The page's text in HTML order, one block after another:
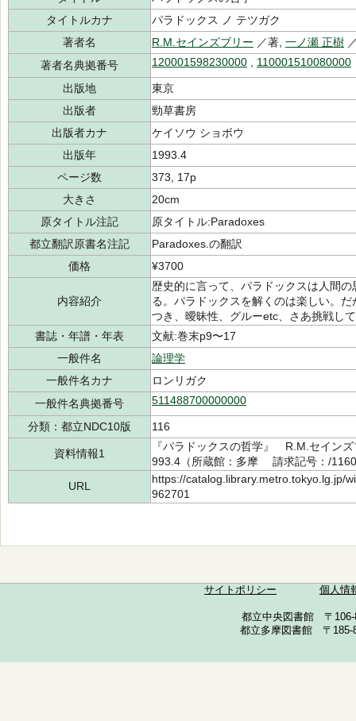
タイトルカナ
パラドックス ノ テツガク
著者名
R.M.セインズブリー ／著, 一ノ瀬 正樹
著者名典拠番号
120001598230000 110001510080000
出版地
東京
出版者
勁草書房
出版者カナ
ケイソウ ショボウ
出版年
1993.4
ページ数
373, 17p
大きさ
20cm
原タイトル注記
原タイトル:Paradoxes
都立翻訳原書名注記
Paradoxes.の翻訳
価格
¥3700
内容紹介
歴史的に言って、パラドックスは人間
る。パラドックスを解くのは楽しい。
つき、曖昧性、グルーetc、さあ挑戦し
書誌・年譜・年表
文献:巻末p9〜17
一般件名
論理学
一般件名カナ
ロンリガク
一般件名典拠番号
511488700000000
分類：都立NDC10版 116
資料情報1
『パラドックスの哲学』 R.M.セイ
993.4（所蔵館：多摩 請求記号：/
URL
https://catalog.library.metro.tokyo.lg.jp/
962701
サイトポリシー 個人情
都立中央図書館 〒
都立多摩図書館 〒185-